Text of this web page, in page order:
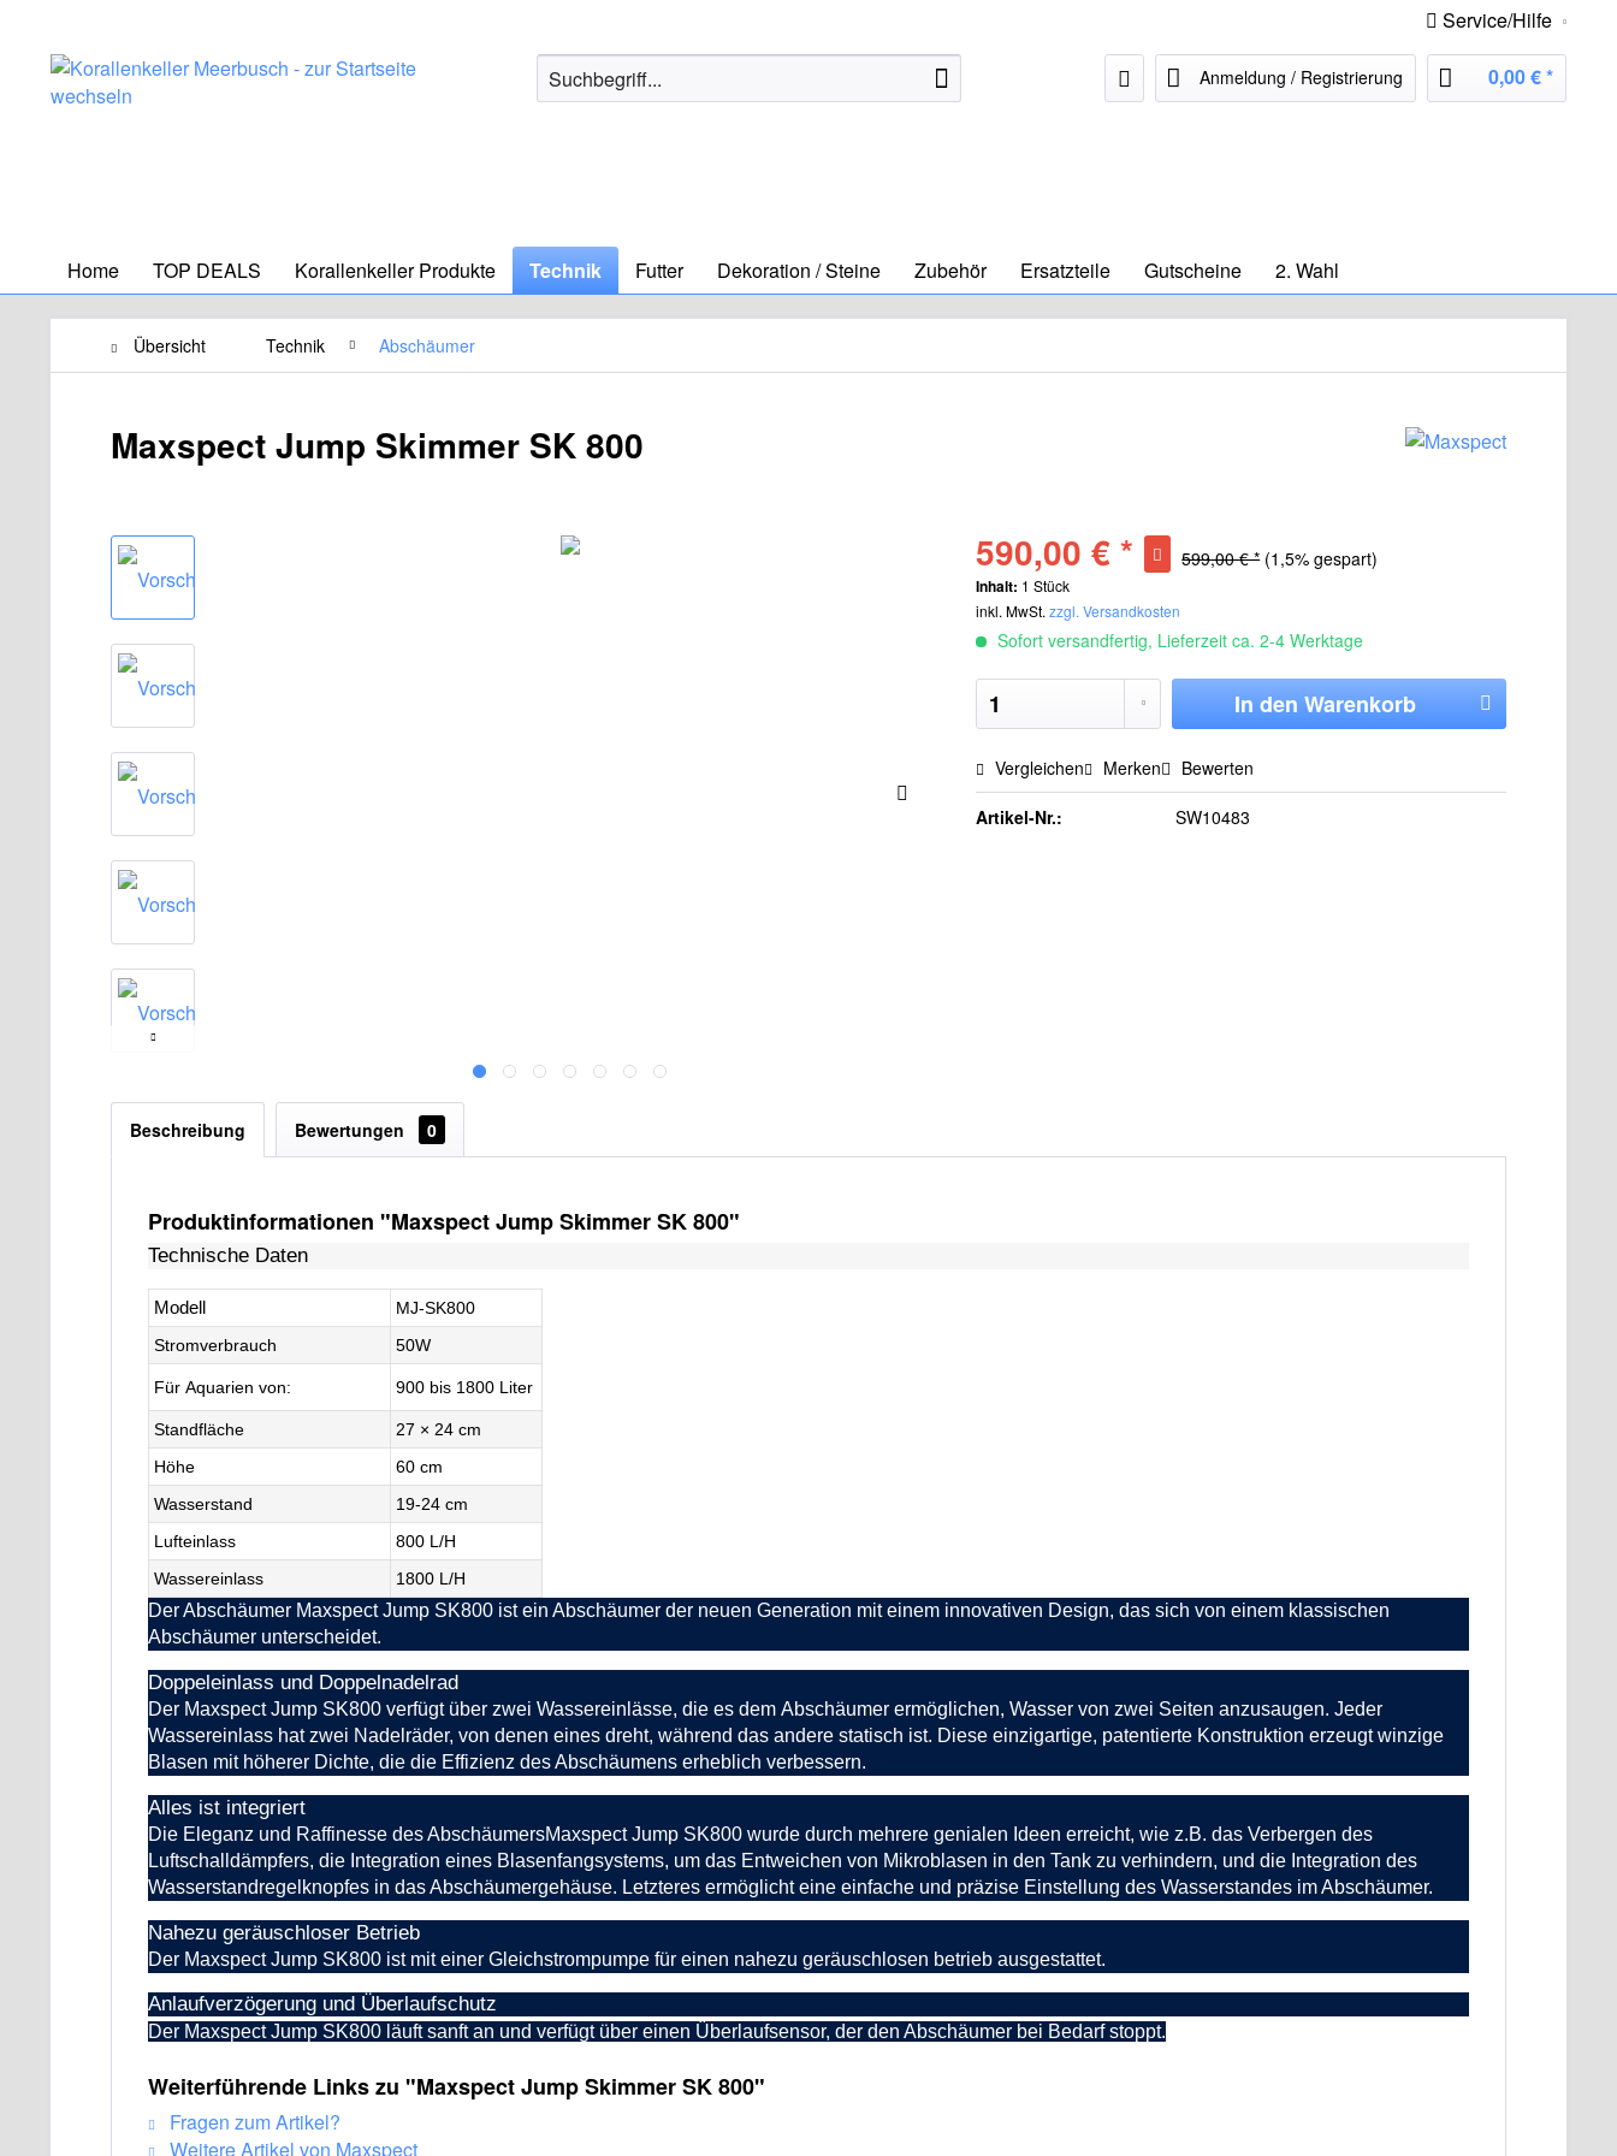
Service/Hilfe
Anmeldung / Registrierung 0,00 € *
Home TOP DEALS Korallenkeller Produkte Technik Futter Dekoration / Steine Zubehör Ersatzteile Gutscheine 2. Wahl
Übersicht Technik Abschäumer
Maxspect Jump Skimmer SK 800
590,00 € * 599,00 € * (1,5% gespart)
Inhalt: 1 Stück
inkl. MwSt.zzgl. Versandkosten
Sofort versandfertig, Lieferzeit ca. 2-4 Werktage
In den Warenkorb
Vergleichen Merken Bewerten
Artikel-Nr.: SW10483
Beschreibung Bewertungen 0
Produktinformationen "Maxspect Jump Skimmer SK 800"
Technische Daten
Modell
MJ-SK800
Stromverbrauch
50W
Für Aquarien von: 900 bis 1800 Liter
Standfläche
27 × 24 cm
Höhe
60 cm
Wasserstand
19-24 cm
Lufteinlass
800 L/H
Wassereinlass
1800 L/H
Der Abschäumer Maxspect Jump SK800 ist ein Abschäumer der neuen Generation mit einem innovativen Design, das sich von einem klassischen
Abschäumer unterscheidet.
Doppeleinlass und Doppelnadelrad
Der Maxspect Jump SK800 verfügt über zwei Wassereinlässe, die es dem Abschäumer ermöglichen, Wasser von zwei Seiten anzusaugen. Jeder
Wassereinlass hat zwei Nadelräder, von denen eines dreht, während das andere statisch ist. Diese einzigartige, patentierte Konstruktion erzeugt winzige
Blasen mit höherer Dichte, die die Effizienz des Abschäumens erheblich verbessern.
Alles ist integriert
Die Eleganz und Raffinesse des AbschäumersMaxspect Jump SK800 wurde durch mehrere genialen Ideen erreicht, wie z.B. das Verbergen des
Luftschalldämpfers, die Integration eines Blasenfangsystems, um das Entweichen von Mikroblasen in den Tank zu verhindern, und die Integration des
Wasserstandregelknopfes in das Abschäumergehäuse. Letzteres ermöglicht eine einfache und präzise Einstellung des Wasserstandes im Abschäumer.
Nahezu geräuschloser Betrieb
Der Maxspect Jump SK800 ist mit einer Gleichstrompumpe für einen nahezu geräuschlosen betrieb ausgestattet.
Anlaufverzögerung und Überlaufschutz
Der Maxspect Jump SK800 läuft sanft an und verfügt über einen Überlaufsensor, der den Abschäumer bei Bedarf stoppt.
Weiterführende Links zu "Maxspect Jump Skimmer SK 800"
Fragen zum Artikel?
Weitere Artikel von Maxspect